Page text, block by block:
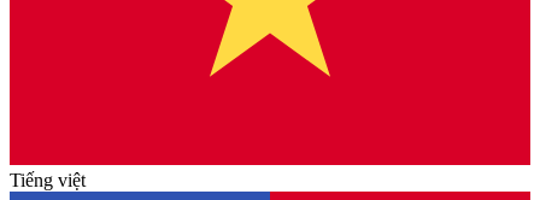
Tiếng việt